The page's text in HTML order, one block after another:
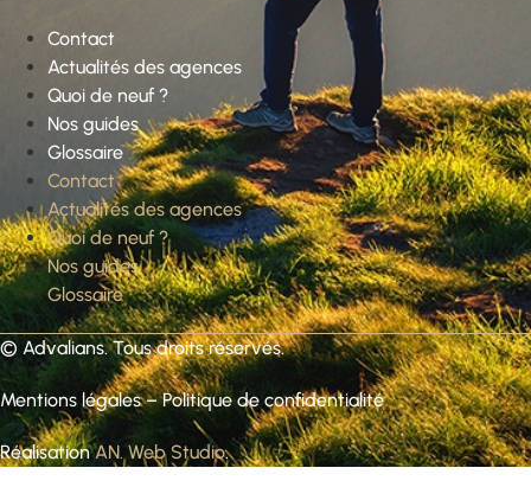
Contact
Actualités des agences
Quoi de neuf ?
Nos guides
Glossaire
Contact
Actualités des agences
Quoi de neuf ?
Nos guides
Glossaire
© Advalians. Tous droits réservés.
Mentions légales–Politique de confidentialité
RéalisationAN. Web Studio.